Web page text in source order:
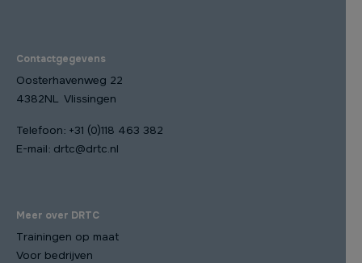
Contactgegevens
Oosterhavenweg 22
4382NL Vlissingen
Telefoon: +31 (0)118 463 382
E-mail: drtc@drtc.nl
Meer over DRTC
Trainingen op maat
Voor bedrijven